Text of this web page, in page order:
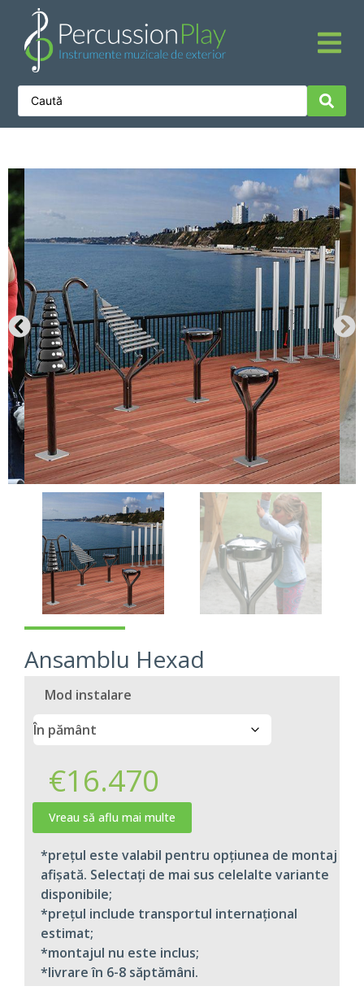
Ansamblu Hexad
Mod instalare
€16.470
Vreau să aflu mai multe
*prețul este valabil pentru opțiunea de montaj
afișată. Selectați de mai sus celelalte variante
disponibile;
*prețul include transportul internațional
estimat;​
*montajul nu este inclus;​
*livrare în 6-8 săptămâni.